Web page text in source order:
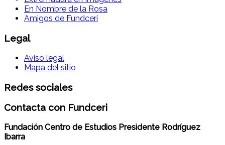
En Nombre de la Rosa
Amigos de Fundceri
Legal
Aviso legal
Mapa del sitio
Redes sociales
Contacta con Fundceri
Fundación Centro de Estudios Presidente Rodríguez
Ibarra